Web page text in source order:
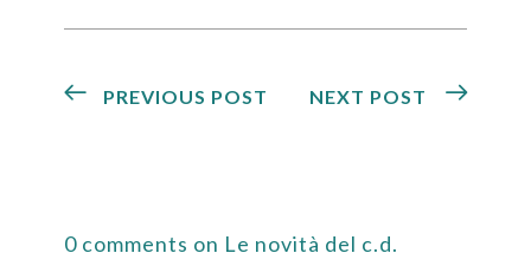
PREVIOUS POST NEXT POST
0 comments on Le novità del c.d.